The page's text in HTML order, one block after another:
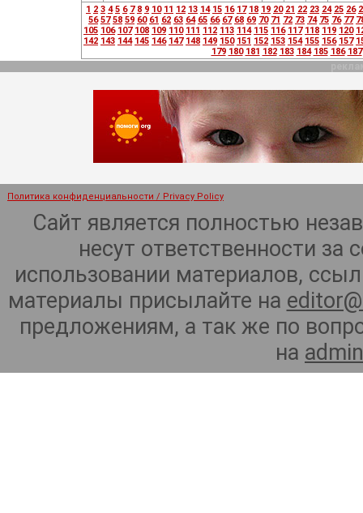
1 2 3 4 5 6 7 8 9 10 11 12 13 14 15 16 17 18 19 20 21 22 23 24 25 26
56 57 58 59 60 61 62 63 64 65 66 67 68 69 70 71 72 73 74 75 76 77
105 106 107 108 109 110 111 112 113 114 115 116 117 118 119 120
142 143 144 145 146 147 148 149 150 151 152 153 154 155 156 157
179 180 181 182 183 184 185 186 187
Политика конфиденциальности / Privacy Policy
Сайт является полностью
несут ответственности
использовании материалов,
материалы присылайте на
предложениям, а так же по
на